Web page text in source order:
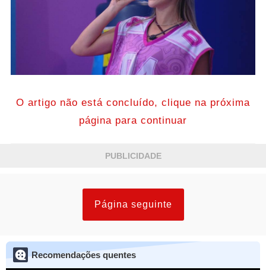
O artigo não está concluído, clique na próxima
página para continuar
PUBLICIDADE
Página seguinte
Recomendações quentes